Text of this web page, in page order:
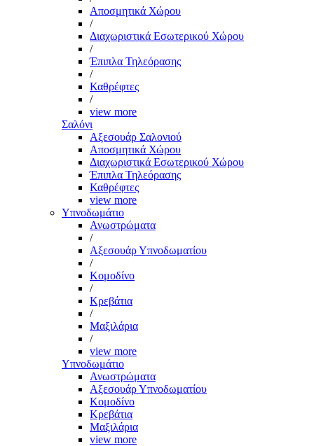
Αποσμητικά Χώρου
/
Διαχωριστικά Εσωτερικού Χώρου
/
Έπιπλα Τηλεόρασης
/
Καθρέφτες
/
view more
Σαλόνι
Αξεσουάρ Σαλονιού
Αποσμητικά Χώρου
Διαχωριστικά Εσωτερικού Χώρου
Έπιπλα Τηλεόρασης
Καθρέφτες
view more
Υπνοδωμάτιο
Ανωστρώματα
/
Αξεσουάρ Υπνοδωματίου
/
Κομοδίνο
/
Κρεβάτια
/
Μαξιλάρια
/
view more
Υπνοδωμάτιο
Ανωστρώματα
Αξεσουάρ Υπνοδωματίου
Κομοδίνο
Κρεβάτια
Μαξιλάρια
view more